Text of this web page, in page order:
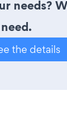
needs?
the details